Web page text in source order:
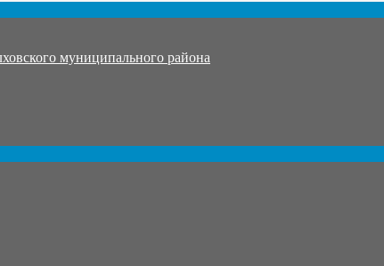
муниципального района